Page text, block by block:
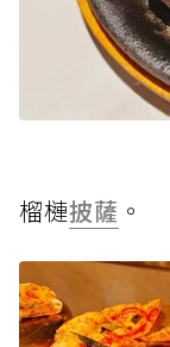
榴槤披薩 。